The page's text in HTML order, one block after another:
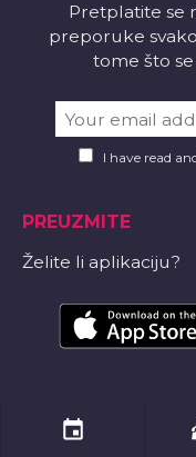
Pretplatite se
preporuke
tome što
I have read
PREUZMITE
Želite li aplikaciju?